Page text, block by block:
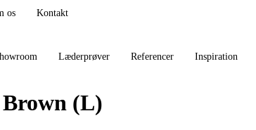
os Kontakt
Læderprøver Referencer Inspiration
(L)